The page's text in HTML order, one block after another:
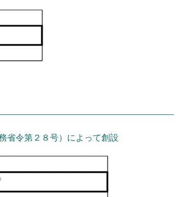
省令第２８号）によって創設